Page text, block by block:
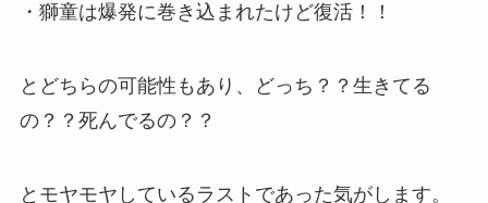
・獅童は爆発に巻き込まれたけど復活！！
とどちらの可能性もあり、どっち？？生きてる
の？？死んでるの？？
とモヤモヤしているラストであった気がします。